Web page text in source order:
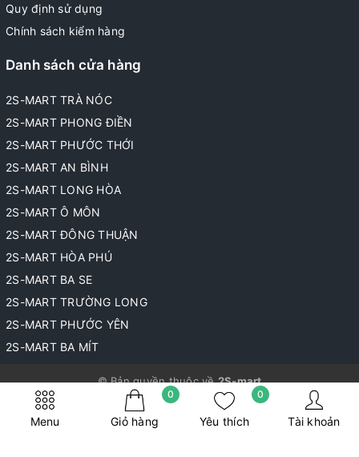
Menu Giỏ hàng
0
Yêu thích
0
Tài khoản
Quy định sử dụng
Chính sách kiểm hàng
Danh sách cửa hàng
2S-MART TRÀ NÓC
2S-MART PHONG ĐIỀN
2S-MART PHƯỚC THỚI
2S-MART AN BÌNH
2S-MART LONG HÒA
2S-MART Ô MÔN
2S-MART ĐÔNG THUẬN
2S-MART HÒA PHÚ
2S-MART BA SE
2S-MART TRƯỜNG LONG
2S-MART PHƯỚC YÊN
2S-MART BA MÍT
© Bản quyền thuộc về2S-mart
Cung cấp bởi
Sapo